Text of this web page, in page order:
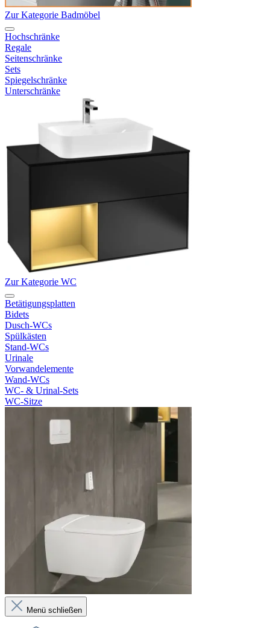
Zur Kategorie Badmöbel
Hochschränke
Regale
Seitenschränke
Sets
Spiegelschränke
Unterschränke
Zur Kategorie WC
Betätigungsplatten
Bidets
Dusch-WCs
Spülkästen
Stand-WCs
Urinale
Vorwandelemente
Wand-WCs
WC- & Urinal-Sets
WC-Sitze
Menü schließen